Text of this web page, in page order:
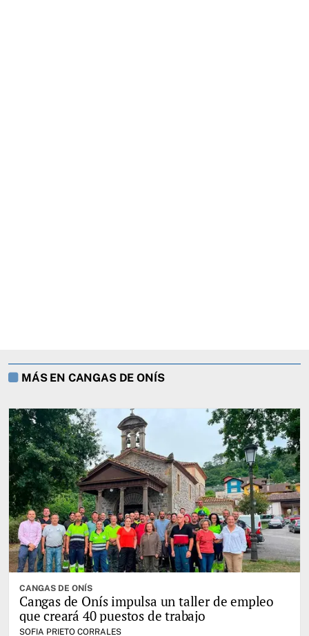
MÁS EN CANGAS DE ONÍS
CANGAS DE ONÍS
Cangas de Onís impulsa un taller de empleo
que creará 40 puestos de trabajo
SOFIA PRIETO CORRALES